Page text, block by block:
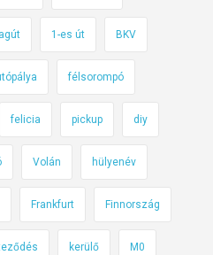
k
a
l
-
r
a
1-es út BKV
félsorompó
felicia pickup diy
Volán hülyenév
Frankfurt Finnország
kerülő M0